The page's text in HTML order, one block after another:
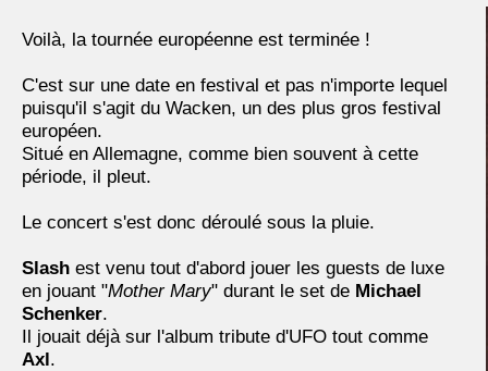
Voilà, la tournée européenne est terminée !
C'est sur une date en festival et pas n'importe lequel
puisqu'il s'agit du Wacken, un des plus gros festival
européen.
Situé en Allemagne, comme bien souvent à cette
période, il pleut.
Le concert s'est donc déroulé sous la pluie.
Slash est venu tout d'abord jouer les guests de luxe
en jouant "Mother Mary" durant le set de Michael
Schenker.
Il jouait déjà sur l'album tribute d'UFO tout comme
Axl.